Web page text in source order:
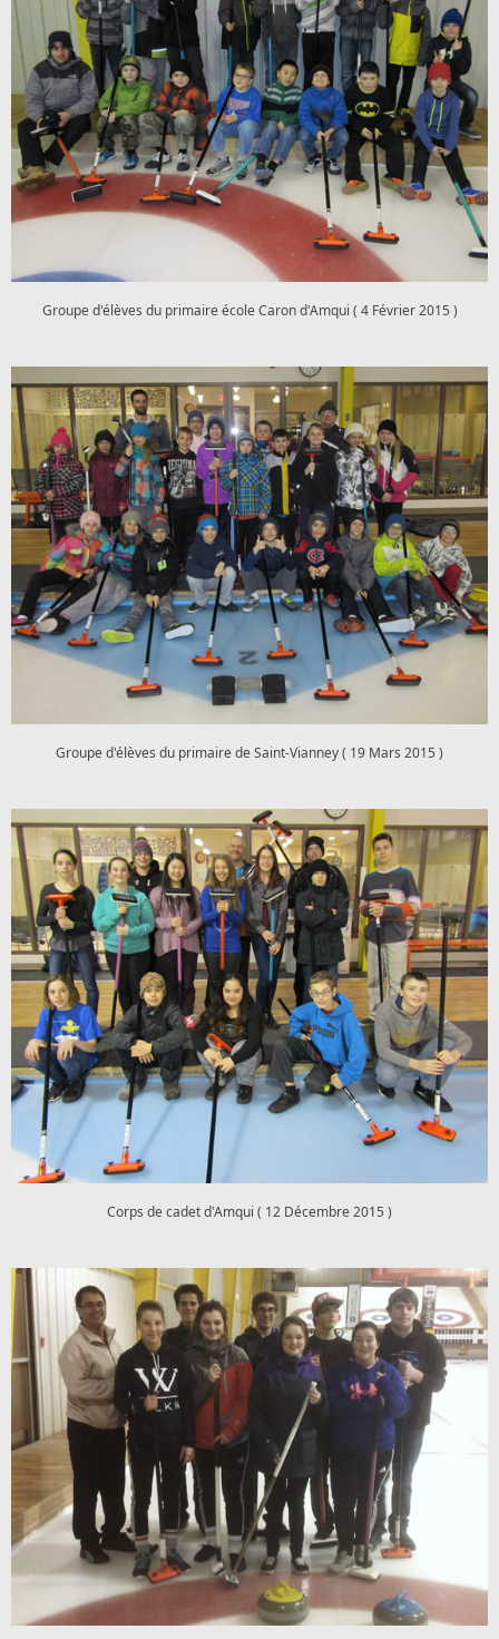
Groupe d'élèves du primaire école Caron d'Amqui ( 4 Février 2015 )
Groupe d'élèves du primaire de Saint-Vianney ( 19 Mars 2015 )
Corps de cadet d'Amqui ( 12 Décembre 2015 )